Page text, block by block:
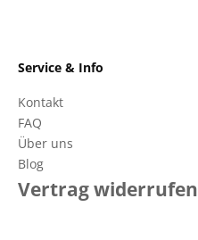
Service & Info
Kontakt
FAQ
Über uns
Blog
Vertrag widerrufen